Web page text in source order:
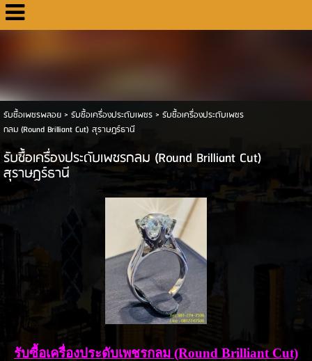
รับซื้อเพชรพลอย> รับซื้อเครื่องประดับเพชร> รับซื้อเครื่องประดับเพชร
กลม (Round Brilliant Cut) สุราษฎร์ธานี
รับซื้อเครื่องประดับเพชรกลม (Round Brilliant Cut)
สุราษฎร์ธานี
รับซื้อเครื่องประดับเพชรกลม (Round Brilliant Cut)